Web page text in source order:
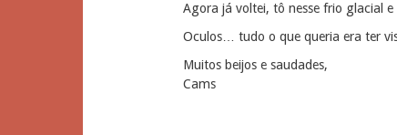
Agora já voltei, tô nesse frio glacial
Oculos… tudo o que queria era ter
Muitos beijos e saudades,
Cams